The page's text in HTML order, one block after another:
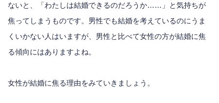
ないと、「わたしは結婚できるのだろうか……」と気持ちが
焦ってしまうものです。男性でも結婚を考えているのにうま
くいかない人はいますが、男性と比べて女性の方が結婚に焦
る傾向にはありますよね。
女性が結婚に焦る理由をみていきましょう。